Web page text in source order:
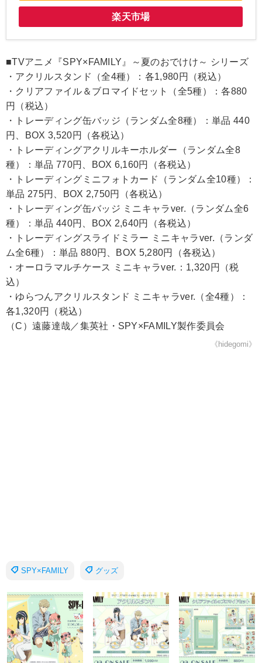
楽天市場
■TVアニメ『SPY×FAMILY』～夏のおでけけ～ シリーズ
・アクリルスタンド（全4種）：各1,980円（税込）
・クリアファイル＆ブロマイドセット（全5種）：各880
円（税込）
・トレーディング缶バッジ（ランダム全8種）：単品 440
円、BOX 3,520円（各税込）
・トレーディングアクリルキーホルダー（ランダム全8
種）：単品 770円、BOX 6,160円（各税込）
・トレーディングミニフォトカード（ランダム全10種）：
単品 275円、BOX 2,750円（各税込）
・トレーディング缶バッジ ミニキャラver.（ランダム全6
種）：単品 440円、BOX 2,640円（各税込）
・トレーディングスライドミラー ミニキャラver.（ランダ
ム全6種）：単品 880円、BOX 5,280円（各税込）
・オーロラマルチケース ミニキャラver.：1,320円（税
込）
・ゆらつんアクリルスタンド ミニキャラver.（全4種）：
各1,320円（税込）
（C）遠藤達哉／集英社・SPY×FAMILY製作委員会
《hidegomi》
SPY×FAMILY グッズ